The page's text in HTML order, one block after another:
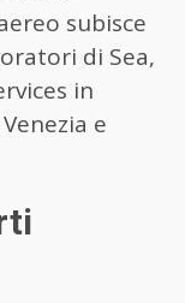
subisce
di Sea,
in
e